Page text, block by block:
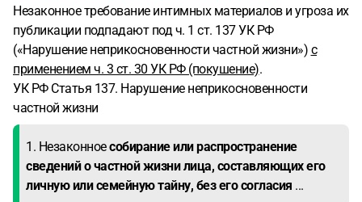
Незаконное требование интимных материалов и угроза их
публикации подпадают под ч. 1 ст. 137 УК РФ
(«Нарушение неприкосновенности частной жизни») с
применением ч. 3 ст. 30 УК РФ (покушение).
УК РФ Статья 137. Нарушение неприкосновенности
частной жизни
1. Незаконноесобирание или распространение
сведений о частной жизни лица, составляющих его
личную или семейную тайну, без его согласия ...